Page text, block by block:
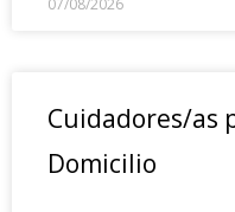
07/08/2026
Cuidadores/as
Domicilio